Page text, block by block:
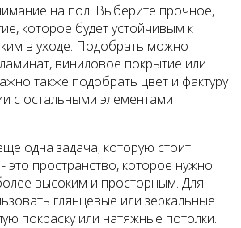
на пол. Выберите прочное,
которое будет устойчивым к
в уходе. Подобрать можно
виниловое покрытие или
также подобрать цвет и фактуру
с остальными элементами
одна задача, которую стоит
пространство, которое нужно
высоким и просторным. Для
глянцевые или зеркальные
покраску или натяжные потолки.